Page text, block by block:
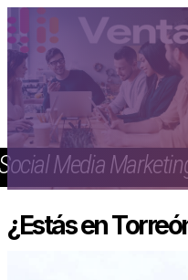
Media
¿Estás en